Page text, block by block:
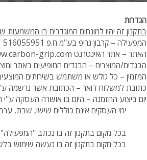
הגדרות
בתקנון זה יהיו למונחים המוגדרים בו המשמעות
המפעילה – קרבון גריפ בע"מ ח.פ 516055951
האתר – אתר האינטרנט grip.com
הבגדים/המוצרים – הבגדים המופיעים באתר
המזמין – כל גולש או משתמש בשירותים
כתובת למשלוח דואר – הכתובת אשר נרשמה
יום ביצוע ההזמנה – היום בו אושרה העסקה
ימי העסקים אינם כוללים שישי, שבת,
בכל מקום בתקנון זה בו נכתב
בכל מקום בתקנון זה בו נעשה שימוש